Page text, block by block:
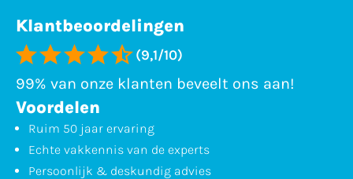
Klantbeoordelingen
(9,1/10)
99% van onze klanten beveelt ons aan!
Voordelen
Ruim 50 jaar ervaring
Echte vakkennis van de experts
Persoonlijk & deskundig advies